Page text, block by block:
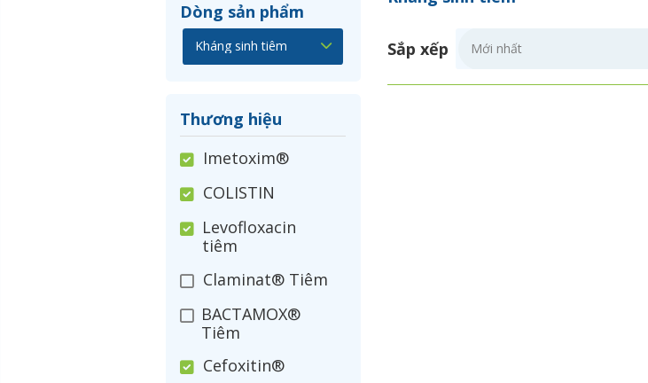
Dòng sản phẩm
Thương hiệu
Imetoxim®
COLISTIN
Levofloxacin
tiêm
Claminat® Tiêm
BACTAMOX®
Tiêm
Cefoxitin®
Sắp xếp